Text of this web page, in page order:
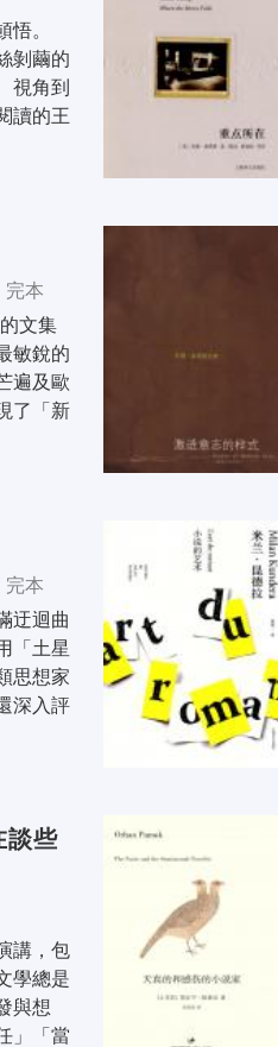
悟。
剝繭的
視角到
讀的王
完本
文集
敏銳的
遍及歐
了「新
完本
迂迴曲
「土星
思想家
深入評
談些
講，包
學總是
與想
」「當